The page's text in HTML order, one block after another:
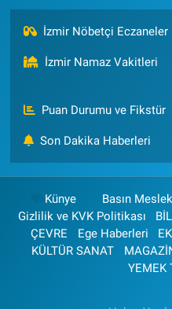
İzmir Nöbetçi Eczaneler
İzmir Namaz Vakitleri
Puan Durumu ve Fikstür
Son Dakika Haberleri
Künye Basın
Gizlilik ve KVK Politikası
ÇEVRE
Ege Haberleri
KÜLTÜR SANAT
YEMEK